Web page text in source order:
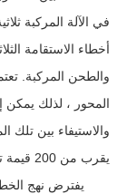
في الآلة المركبة
أخطاء الاستقامة
والطحن المركبة.
المحور ، لذلك
والاستيفاء بين تلك
يقرب من 200 قيمة تصحيح فردية في معايرة كاملة.
يفترض نهج